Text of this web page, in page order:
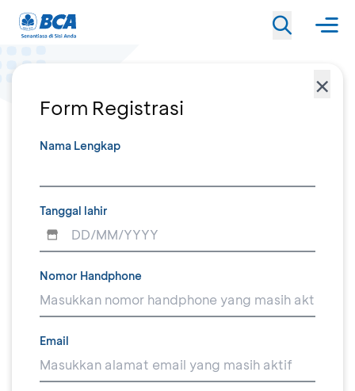
×
Form Registrasi
Nama Lengkap
Tanggal lahir
Nomor Handphone
Email